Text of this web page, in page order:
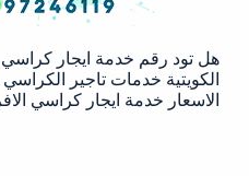
هل تود رقم خدمة ايجار
الكويتية خدمات تاجير
الاسعار خدمة ايجار كراسي